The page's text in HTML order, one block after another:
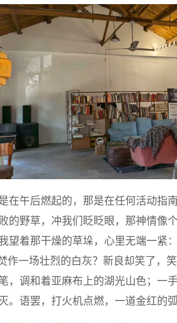
在午后燃起的，那是在任何活动指
的野草，冲我们眨眨眼，那神情像
望着那干燥的草垛，心里无端一紧
作一场壮烈的白灰？新良却笑了，
，调和着亚麻布上的湖光山色；一
。语罢，打火机点燃，一道金红的